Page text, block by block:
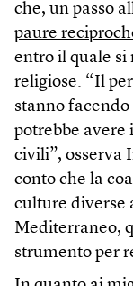
che, un passo
paure
entro il quale
religiose. “Il
stanno
potrebbe avere
civili”, osserva
conto che la
culture diverse
Mediterraneo,
strumento per